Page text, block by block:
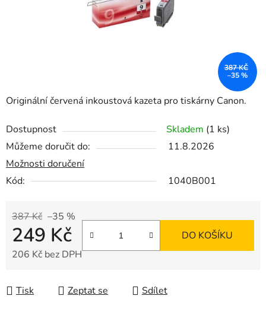
Originální červená inkoustová kazeta pro tiskárny Canon.
Dostupnost Skladem (1 ks)
Můžeme doručit do:
11.8.2026
Možnosti doručení
Kód:
1040B001
387 Kč –35 %
249 Kč
206 Kč bez DPH
DO KOŠÍKU
Tisk Zeptat se Sdílet
387 KČ
–35 %